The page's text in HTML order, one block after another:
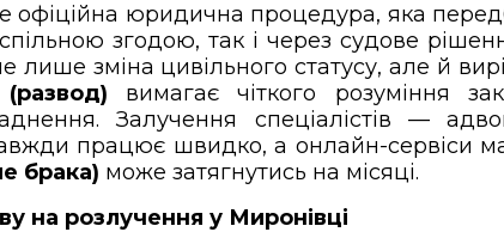
офіційна юридична процедура, яка
згодою, так і через судове
зміна цивільного статусу, але й
вимагає чіткого розуміння
Залучення спеціалістів —
працює швидко, а онлайн-сервіси
брака) може затягнутись на місяці.
на розлучення у Миронівці